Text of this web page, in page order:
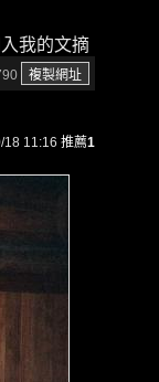
18 11:16 推薦1